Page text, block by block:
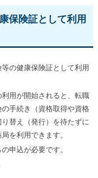
保険証として利用
の健康保険証として利用
用が開始されると、転職
手続き（資格取得や資格
替え（発行）を待たずに
を利用できます。
申込が必要です。